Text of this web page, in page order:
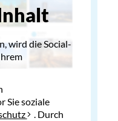
wird die Social-
Sie soziale
. Durch